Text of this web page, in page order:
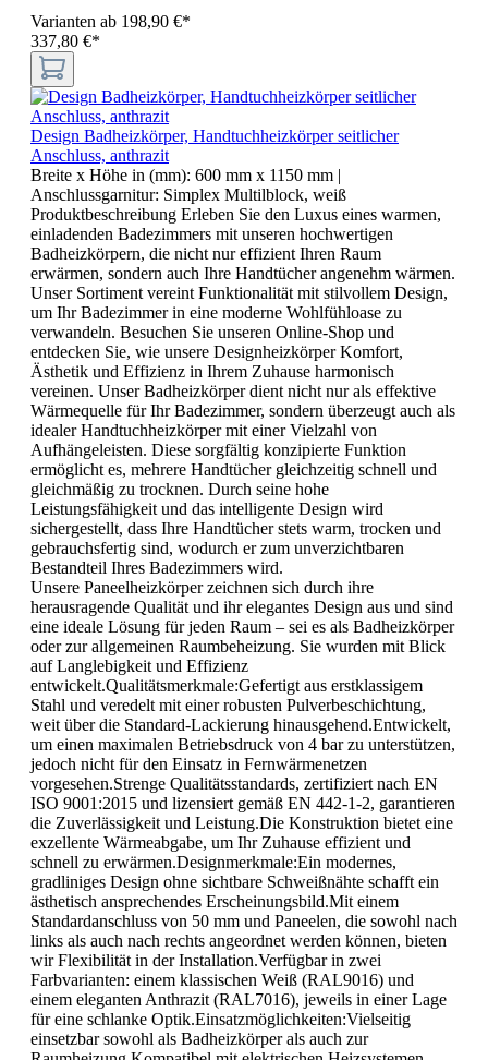
Varianten ab 198,90 €*
337,80 €*
Design Badheizkörper, Handtuchheizkörper seitlicher
Anschluss, anthrazit
Breite x Höhe in (mm): 600 mm x 1150 mm |
Anschlussgarnitur: Simplex Multilblock, weiß
Produktbeschreibung Erleben Sie den Luxus eines warmen,
einladenden Badezimmers mit unseren hochwertigen
Badheizkörpern, die nicht nur effizient Ihren Raum
erwärmen, sondern auch Ihre Handtücher angenehm wärmen.
Unser Sortiment vereint Funktionalität mit stilvollem Design,
um Ihr Badezimmer in eine moderne Wohlfühloase zu
verwandeln. Besuchen Sie unseren Online-Shop und
entdecken Sie, wie unsere Designheizkörper Komfort,
Ästhetik und Effizienz in Ihrem Zuhause harmonisch
vereinen. Unser Badheizkörper dient nicht nur als effektive
Wärmequelle für Ihr Badezimmer, sondern überzeugt auch als
idealer Handtuchheizkörper mit einer Vielzahl von
Aufhängeleisten. Diese sorgfältig konzipierte Funktion
ermöglicht es, mehrere Handtücher gleichzeitig schnell und
gleichmäßig zu trocknen. Durch seine hohe
Leistungsfähigkeit und das intelligente Design wird
sichergestellt, dass Ihre Handtücher stets warm, trocken und
gebrauchsfertig sind, wodurch er zum unverzichtbaren
Bestandteil Ihres Badezimmers wird.
Unsere Paneelheizkörper zeichnen sich durch ihre
herausragende Qualität und ihr elegantes Design aus und sind
eine ideale Lösung für jeden Raum – sei es als Badheizkörper
oder zur allgemeinen Raumbeheizung. Sie wurden mit Blick
auf Langlebigkeit und Effizienz
entwickelt.Qualitätsmerkmale:Gefertigt aus erstklassigem
Stahl und veredelt mit einer robusten Pulverbeschichtung,
weit über die Standard-Lackierung hinausgehend.Entwickelt,
um einen maximalen Betriebsdruck von 4 bar zu unterstützen,
jedoch nicht für den Einsatz in Fernwärmenetzen
vorgesehen.Strenge Qualitätsstandards, zertifiziert nach EN
ISO 9001:2015 und lizensiert gemäß EN 442-1-2, garantieren
die Zuverlässigkeit und Leistung.Die Konstruktion bietet eine
exzellente Wärmeabgabe, um Ihr Zuhause effizient und
schnell zu erwärmen.Designmerkmale:Ein modernes,
gradliniges Design ohne sichtbare Schweißnähte schafft ein
ästhetisch ansprechendes Erscheinungsbild.Mit einem
Standardanschluss von 50 mm und Paneelen, die sowohl nach
links als auch nach rechts angeordnet werden können, bieten
wir Flexibilität in der Installation.Verfügbar in zwei
Farbvarianten: einem klassischen Weiß (RAL9016) und
einem eleganten Anthrazit (RAL7016), jeweils in einer Lage
für eine schlanke Optik.Einsatzmöglichkeiten:Vielseitig
einsetzbar sowohl als Badheizkörper als auch zur